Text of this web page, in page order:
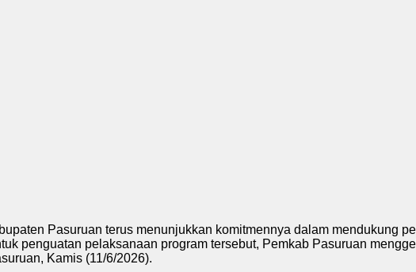
Pasuruan terus menunjukkan komitmennya dalam mendukung
penguatan pelaksanaan program tersebut, Pemkab Pasuruan
Kamis (11/6/2026).